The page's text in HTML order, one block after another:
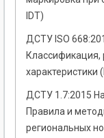
IDT)
ДСТУ ISO
характеристики
ДСТУ 1.7:2015
Правила и
региональных